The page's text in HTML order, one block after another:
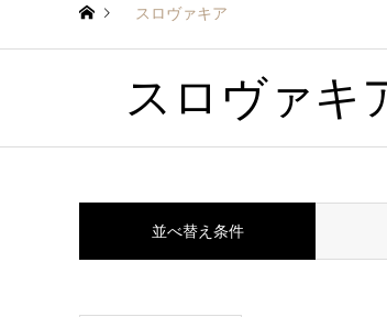
スロヴァキア
スロヴァキ
並べ替え条件